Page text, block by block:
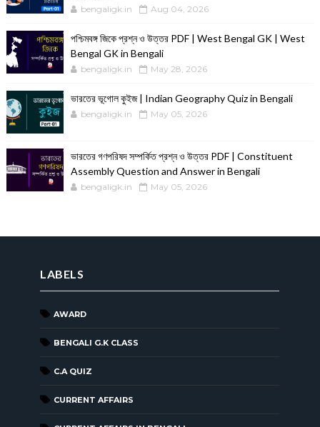
bengaligk.in Aug 04, 2026
পশ্চিমবঙ্গ জিকে প্রশ্ন ও উত্তর PDF | West Bengal GK | West
Bengal GK in Bengali
bengaligk.in May 28, 2026
ভারতের ভূগোল কুইজ | Indian Geography Quiz in Bengali
bengaligk.in May 05, 2026
ভারতের গণপরিষদ সম্পর্কিত প্রশ্ন ও উত্তর PDF | Constituent
Assembly Question and Answer in Bengali
bengaligk.in May 05, 2026
LABELS
AWARD
BENGALI G.K CLASS
C.A QUIZ
CURRENT AFFAIRS